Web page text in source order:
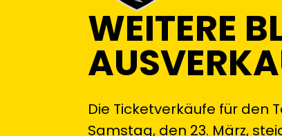
WEITERE
Die Ticketverkäufe für den
Samstag, den 23. März,